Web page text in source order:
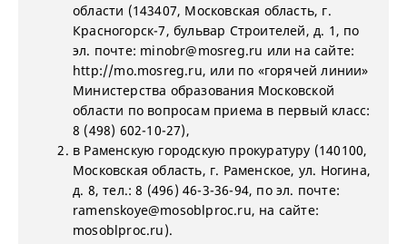
области (143407, Московская область, г.
Красногорск-7, бульвар Строителей, д. 1, по
эл. почте: minobr@mosreg.ru или на сайте:
http://mo.mosreg.ru, или по «горячей линии»
Министерства образования Московской
области по вопросам приема в первый класс:
8 (498) 602-10-27),
в Раменскую городскую прокуратуру (140100,
Московская область, г. Раменское, ул. Ногина,
д. 8, тел.: 8 (496) 46-3-36-94, по эл. почте:
ramenskoye@mosoblproc.ru, на сайте:
mosoblproc.ru).